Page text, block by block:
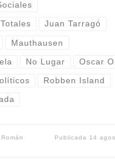
Juan Tarragó
Mauthausen
No Lugar Oscar
Robben Island
Publicada 14